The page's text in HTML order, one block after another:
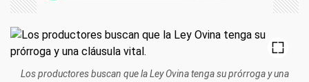
Los productores buscan que la Ley Ovina tenga su prórroga y una